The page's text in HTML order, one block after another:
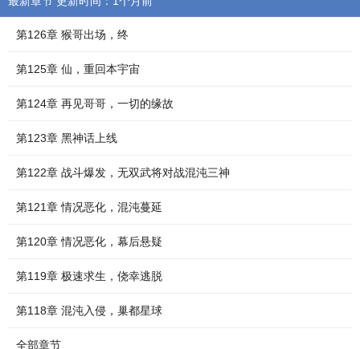
第126章 猴哥出场，终
第125章 仙，重回本宇宙
第124章 再见哥哥，一切的缘故
第123章 黑神话上线
第122章 战斗爆发，无双武将对战混沌三神
第121章 情况恶化，混沌蔓延
第120章 情况恶化，幕后悬疑
第119章 极速求生，侥幸逃脱
第118章 混沌入侵，巢都星球
全部章节